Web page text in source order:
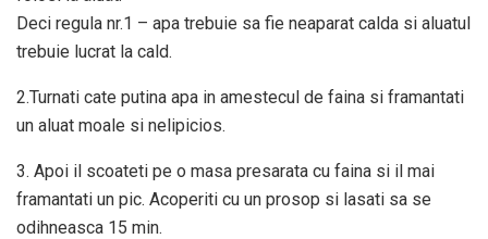
Deci regula nr.1 – apa trebuie sa fie neaparat calda si aluatul
trebuie lucrat la cald.
2.Turnati cate putina apa in amestecul de faina si framantati
un aluat moale si nelipicios.
3. Apoi il scoateti pe o masa presarata cu faina si il mai
framantati un pic. Acoperiti cu un prosop si lasati sa se
odihneasca 15 min.